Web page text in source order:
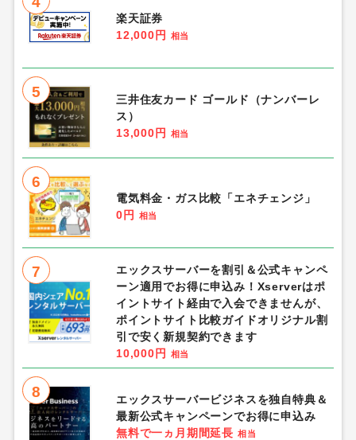
楽天証券
12,000円
相当
5
三井住友カード ゴールド（ナンバーレ
ス）
13,000円
相当
6
電気料金・ガス比較「エネチェンジ」
0円
相当
7
エックスサーバーを割引＆公式キャンペ
ーン適用でお得に申込み！Xserverはポ
イントサイト経由で入会できませんが、
ポイントサイト比較ガイドオリジナル割
引で安く新規契約できます
10,000円
相当
8
エックスサーバービジネスを独自特典＆
最新公式キャンペーンでお得に申込み
無料で一ヵ月期間延長 相当